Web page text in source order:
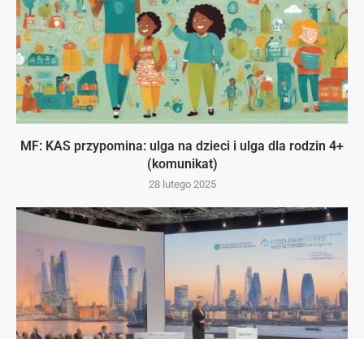
MF: KAS przypomina: ulga na dzieci i ulga dla rodzin 4+
(komunikat)
28 lutego 2025